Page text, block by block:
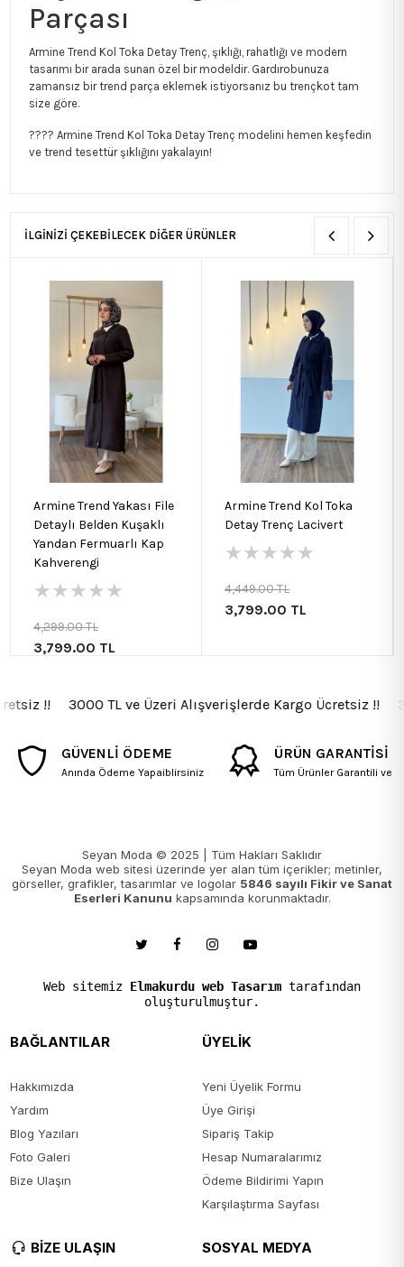
Parçası
Armine Trend Kol Toka Detay Trenç, şıklığı, rahatlığı ve modern
tasarımı bir arada sunan özel bir modeldir. Gardırobunuza
zamansız bir trend parça eklemek istiyorsanız bu trençkot tam
size göre.
???? Armine Trend Kol Toka Detay Trenç modelini hemen keşfedin
ve trend tesettür şıklığını yakalayın!
İLGİNİZİ ÇEKEBİLECEK DİĞER ÜRÜNLER
Armine Trend Yakası File
Detaylı Belden Kuşaklı
Yandan Fermuarlı Kap
Kahverengi
★★★★★
4,299.00 TL
3,799.00 TL
Armine Trend Kol Toka
Detay Trenç Lacivert
★★★★★
4,449.00 TL
3,799.00 TL
!! 3000 TL ve Üzeri Alışverişlerde Kargo Ücretsiz !!
GÜVENLİ ÖDEME
Anında Ödeme Yapaiblirsiniz
ÜRÜN GARANTİSİ
Tüm Ürünler Garantili ve
Seyan Moda © 2025 | Tüm Hakları Saklıdır
Seyan Moda web sitesi üzerinde yer alan tüm içerikler; metinler,
görseller, grafikler, tasarımlar ve logolar 5846 sayılı Fikir ve Sanat
Eserleri Kanunu kapsamında korunmaktadır.
Web sitemiz Elmakurdu web Tasarım tarafından
oluşturulmuştur.
BAĞLANTILAR
Hakkımızda
Yardım
Blog Yazıları
Foto Galeri
Bize Ulaşın
ÜYELİK
Yeni Üyelik Formu
Üye Girişi
Sipariş Takip
Hesap Numaralarımız
Ödeme Bildirimi Yapın
Karşılaştırma Sayfası
BİZE ULAŞIN SOSYAL MEDYA